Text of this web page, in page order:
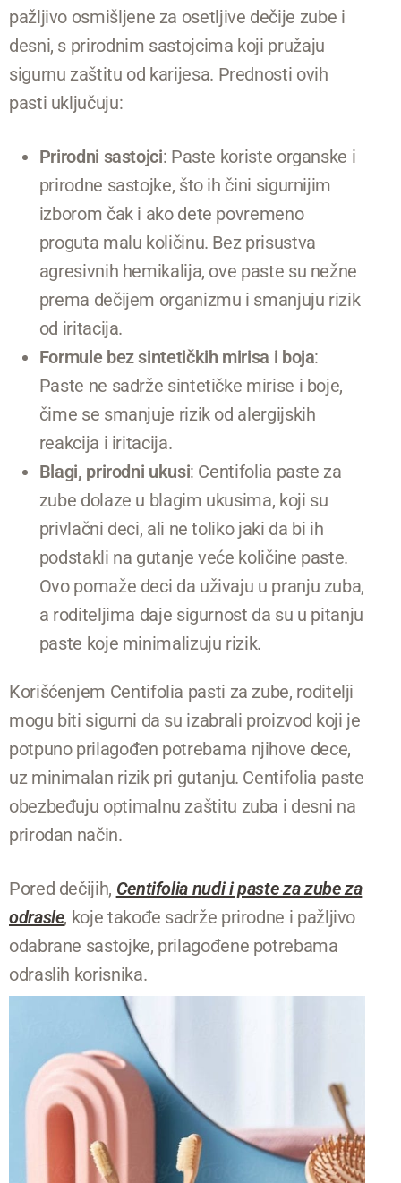
pažljivo osmišljene za osetljive dečije zube i
desni, s prirodnim sastojcima koji pružaju
sigurnu zaštitu od karijesa. Prednosti ovih
pasti uključuju:
Prirodni sastojci: Paste koriste organske i
prirodne sastojke, što ih čini sigurnijim
izborom čak i ako dete povremeno
proguta malu količinu. Bez prisustva
agresivnih hemikalija, ove paste su nežne
prema dečijem organizmu i smanjuju rizik
od iritacija.
Formule bez sintetičkih mirisa i boja:
Paste ne sadrže sintetičke mirise i boje,
čime se smanjuje rizik od alergijskih
reakcija i iritacija.
Blagi, prirodni ukusi: Centifolia paste za
zube dolaze u blagim ukusima, koji su
privlačni deci, ali ne toliko jaki da bi ih
podstakli na gutanje veće količine paste.
Ovo pomaže deci da uživaju u pranju zuba,
a roditeljima daje sigurnost da su u pitanju
paste koje minimalizuju rizik.
Korišćenjem Centifolia pasti za zube, roditelji
mogu biti sigurni da su izabrali proizvod koji je
potpuno prilagođen potrebama njihove dece,
uz minimalan rizik pri gutanju. Centifolia paste
obezbeđuju optimalnu zaštitu zuba i desni na
prirodan način.
Pored dečijih, Centifolia nudi i paste za zube za
odrasle, koje takođe sadrže prirodne i pažljivo
odabrane sastojke, prilagođene potrebama
odraslih korisnika.